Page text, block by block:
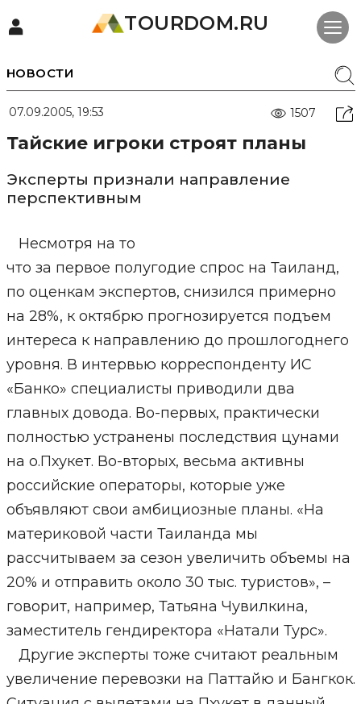
TOURDOM.RU
НОВОСТИ
07.09.2005, 19:53 1507
Тайские игроки строят планы
Эксперты признали направление
перспективным
Несмотря на то
что за первое полугодие спрос на Таиланд,
по оценкам экспертов, снизился примерно
на 28%, к октябрю прогнозируется подъем
интереса к направлению до прошлогоднего
уровня. В интервью корреспонденту ИС
«Банко» специалисты приводили два
главных довода. Во-первых, практически
полностью устранены последствия цунами
на о.Пхукет. Во-вторых, весьма активны
российские операторы, которые уже
объявляют свои амбициозные планы. «На
материковой части Таиланда мы
рассчитываем за сезон увеличить объемы на
20% и отправить около 30 тыс. туристов», –
говорит, например, Татьяна Чувилкина,
заместитель гендиректора «Натали Турс».
Другие эксперты тоже считают реальным
увеличение перевозки на Паттайю и Бангкок.